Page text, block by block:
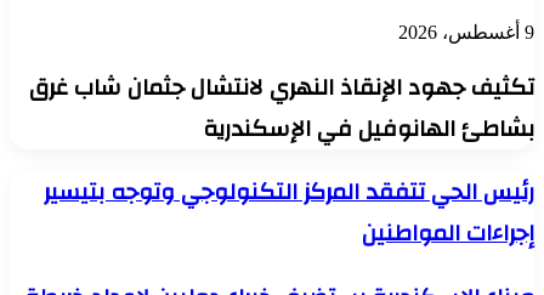
9 أغسطس، 2026
تكثيف جهود الإنقاذ النهري لانتشال جثمان شاب غرق
بشاطئ الهانوفيل في الإسكندرية
رئيس
الحي
تتفقد
المركز
رئيس الحي تتفقد المركز التكنولوجي وتوجه بتيسير
إجراءات المواطنين
ميناء